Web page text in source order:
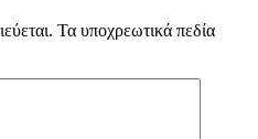
Τα υποχρεωτικά πεδία